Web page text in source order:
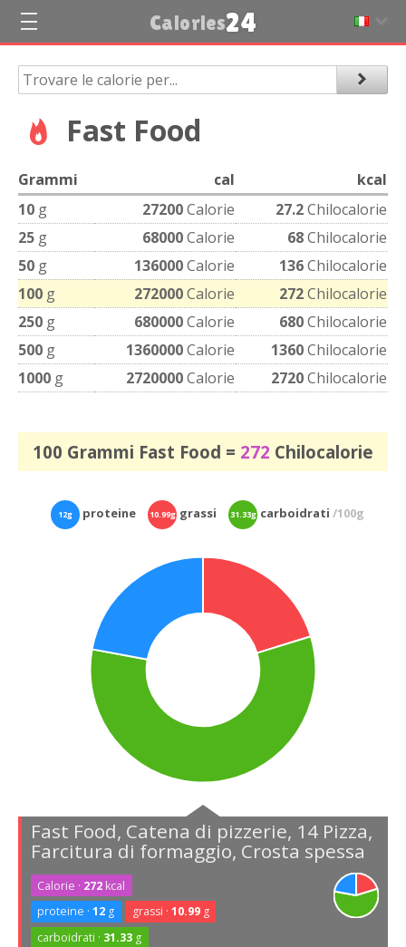
Calories24
Fast Food
Grammi cal
kcal
10 g 27200Calorie 27.2Chilocalorie
25 g 68000Calorie 68Chilocalorie
50 g 136000Calorie 136Chilocalorie
100 g 272000Calorie 272Chilocalorie
250 g 680000Calorie 680Chilocalorie
500 g 1360000Calorie 1360Chilocalorie
1000 g 2720000Calorie 2720Chilocalorie
100 Grammi Fast Food = 272 Chilocalorie
12g proteine 10.99g grassi 31.33g carboidrati/100g
Fast Food, Catena di pizzerie, 14 Pizza,
Farcitura di formaggio, Crosta spessa
Calorie · 272 kcal
proteine ·12 g grassi · 10.99g
carboidrati · 31.33 g